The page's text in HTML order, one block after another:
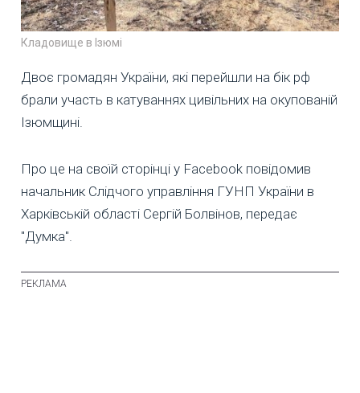
Кладовище в Ізюмі
Двоє громадян України, які перейшли на бік рф
брали участь в катуваннях цивільних на окупованій
Ізюмщині.
Про це на своїй сторінці у Facebook повідомив
начальник Слідчого управління ГУНП України в
Харківській області Сергій Болвінов, передає
"Думка".